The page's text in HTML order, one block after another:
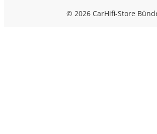
© 2026 CarHifi-Store